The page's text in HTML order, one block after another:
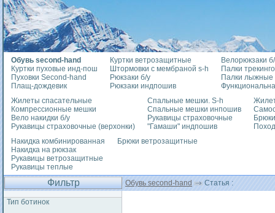
Обувь second-hand
Куртки пуховые инд-пош
Пуховки Second-hand
Плащ-дождевик
Куртки ветрозащитные
Штормовки с мембраной s-h
Рюкзаки б/у
Рюкзаки индпошив
Велорюкзаки
Палки
Палки лыжные
Жилеты спасательные
Компрессионные мешки
Вело накидки б/у
Рукавицы страховочные (верхонки)
Спальные мешки. S-h
Спальные мешки инпошив
Рукавицы страховочные
"Гамаши" индпошив
Накидка комбинированная
Накидка на рюкзак
Рукавицы ветрозащитные
Рукавицы теплые
Брюки ветрозащитные
Фильтр Обувь second-hand Статья :
Тип ботинок